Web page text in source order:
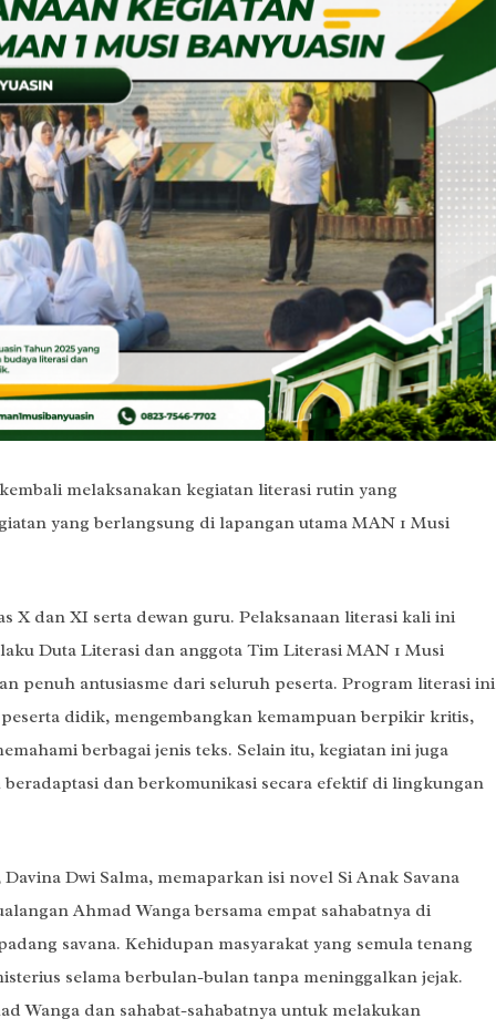
melaksanakan kegiatan literasi rutin yang
yang berlangsung di lapangan utama MAN 1 Musi
X dan XI serta dewan guru. Pelaksanaan literasi kali ini
Duta Literasi dan anggota Tim Literasi MAN 1 Musi
penuh antusiasme dari seluruh peserta. Program literasi ini
didik, mengembangkan kemampuan berpikir kritis,
berbagai jenis teks. Selain itu, kegiatan ini juga
dan berkomunikasi secara efektif di lingkungan
Dwi Salma, memaparkan isi novel Si Anak Savana
Ahmad Wanga bersama empat sahabatnya di
savana. Kehidupan masyarakat yang semula tenang
selama berbulan-bulan tanpa meninggalkan jejak.
Wanga dan sahabat-sahabatnya untuk melakukan